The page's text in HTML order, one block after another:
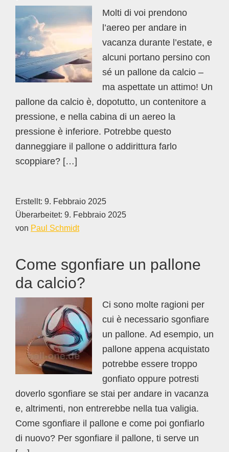
Molti di voi prendono
l’aereo per andare in
vacanza durante l’estate, e
alcuni portano persino con
sé un pallone da calcio –
ma aspettate un attimo! Un
pallone da calcio è, dopotutto, un contenitore a
pressione, e nella cabina di un aereo la
pressione è inferiore. Potrebbe questo
danneggiare il pallone o addirittura farlo
scoppiare? […]
Erstellt: 9. Febbraio 2025
Überarbeitet: 9. Febbraio 2025
von Paul Schmidt
Come sgonfiare un pallone
da calcio?
Ci sono molte ragioni per
cui è necessario sgonfiare
un pallone. Ad esempio, un
pallone appena acquistato
potrebbe essere troppo
gonfiato oppure potresti
doverlo sgonfiare se stai per andare in vacanza
e, altrimenti, non entrerebbe nella tua valigia.
Come sgonfiare il pallone e come poi gonfiarlo
di nuovo? Per sgonfiare il pallone, ti serve un